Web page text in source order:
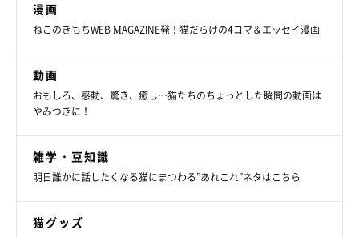
漫画
ねこのきもちWEB MAGAZINE発！猫だらけの4コマ＆エッセイ漫画
動画
おもしろ、感動、驚き、癒し…猫たちのちょっとした瞬間の動画は
やみつきに！
雑学・豆知識
明日誰かに話したくなる猫にまつわる”あれこれ”ネタはこちら
猫グッズ